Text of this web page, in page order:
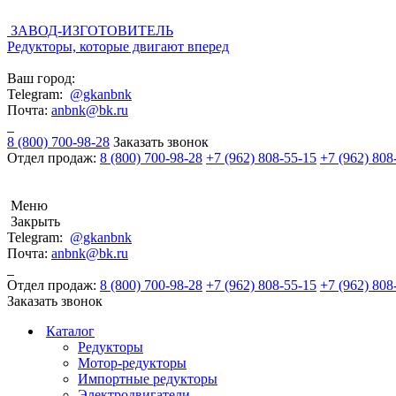
ЗАВОД-ИЗГОТОВИТЕЛЬ
Редукторы, которые двигают вперед
Ваш город:
Telegram: @gkanbnk
Почта: anbnk@bk.ru
8 (800) 700-98-28 Заказать звонок
Отдел продаж: 8 (800) 700-98-28 +7 (962) 808-55-15 +7 (962)
Меню
Закрыть
Telegram: @gkanbnk
Почта: anbnk@bk.ru
Отдел продаж: 8 (800) 700-98-28 +7 (962) 808-55-15 +7 (962)
Заказать звонок
Каталог
Редукторы
Мотор-редукторы
Импортные редукторы